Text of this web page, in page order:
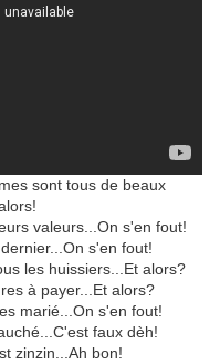
sont tous de beaux
valeurs...On s'en fout!
s'en fout!
les huissiers...Et alors?
à payer...Et alors?
marié...On s'en fout!
faux dèh!
zinzin...Ah bon!